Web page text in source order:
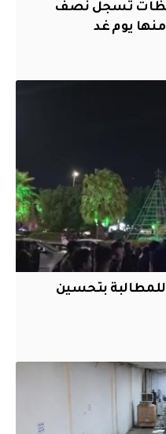
تسجل نصف
يوم غد
للمطالبة بتحسين